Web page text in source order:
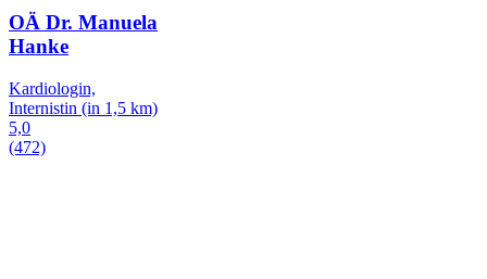
OÄ Dr. Manuela
Hanke
Kardiologin,
Internistin (in 1,5 km)
5,0
(472)